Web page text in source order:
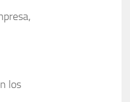
los